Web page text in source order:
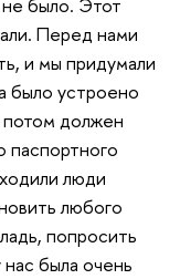
не было. Этот
Перед нами
и мы придумали
было устроено
потом должен
паспортного
люди
любого
попросить
была очень